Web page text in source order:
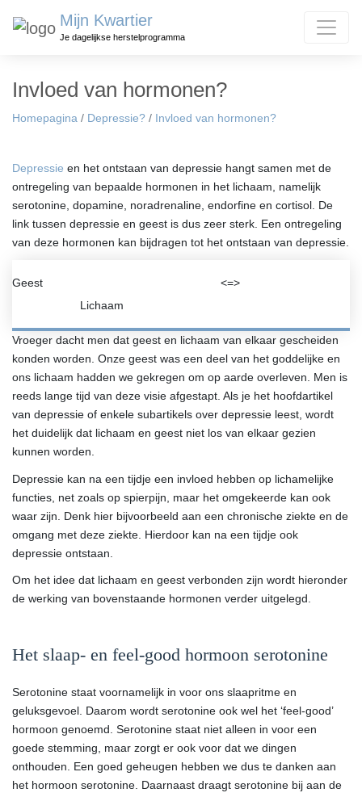
Mijn Kwartier
Je dagelijkse herstelprogramma
Invloed van hormonen?
Homepagina / Depressie? / Invloed van hormonen?
Depressie en het ontstaan van depressie hangt samen met de
ontregeling van bepaalde hormonen in het lichaam, namelijk
serotonine, dopamine, noradrenaline, endorfine en cortisol. De
link tussen depressie en geest is dus zeer sterk. Een ontregeling
van deze hormonen kan bijdragen tot het ontstaan van depressie.
Geest <=>
Lichaam
Vroeger dacht men dat geest en lichaam van elkaar gescheiden
konden worden. Onze geest was een deel van het goddelijke en
ons lichaam hadden we gekregen om op aarde overleven. Men is
reeds lange tijd van deze visie afgestapt. Als je het hoofdartikel
van depressie of enkele subartikels over depressie leest, wordt
het duidelijk dat lichaam en geest niet los van elkaar gezien
kunnen worden.
Depressie kan na een tijdje een invloed hebben op lichamelijke
functies, net zoals op spierpijn, maar het omgekeerde kan ook
waar zijn. Denk hier bijvoorbeeld aan een chronische ziekte en de
omgang met deze ziekte. Hierdoor kan na een tijdje ook
depressie ontstaan.
Om het idee dat lichaam en geest verbonden zijn wordt hieronder
de werking van bovenstaande hormonen verder uitgelegd.
Het slaap- en feel-good hormoon serotonine
Serotonine staat voornamelijk in voor ons slaapritme en
geluksgevoel. Daarom wordt serotonine ook wel het ‘feel-good’
hormoon genoemd. Serotonine staat niet alleen in voor een
goede stemming, maar zorgt er ook voor dat we dingen
onthouden. Een goed geheugen hebben we dus te danken aan
het hormoon serotonine. Daarnaast draagt serotonine bij aan de